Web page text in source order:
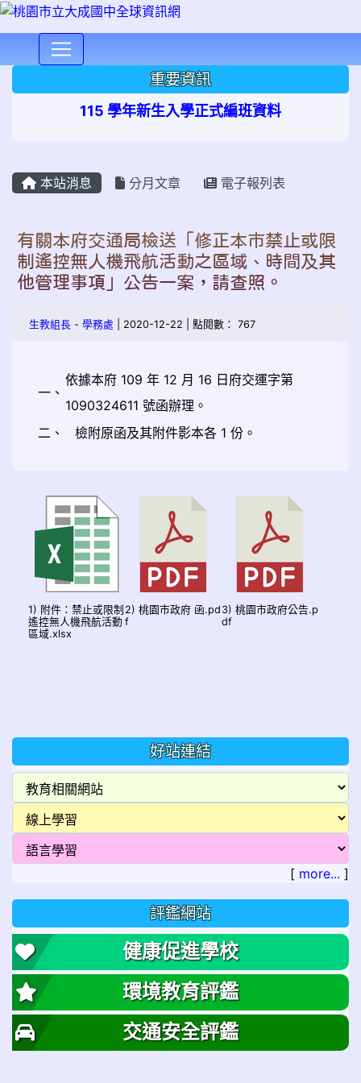
重要資訊
115 學年新生入學正式編班資料
本站消息 分月文章 電子報列表
有關本府交通局檢送「修正本市禁止或限
制遙控無人機飛航活動之區域、時間及其
他管理事項」公告一案，請查照。
生教組長 - 學務處 | 2020-12-22 | 點閱數： 767
一、
依據本府 109 年 12 月 16 日府交運字第
1090324611 號函辦理。
二、
檢附原函及其附件影本各 1 份。
1) 附件：禁止或限制
遙控無人機飛航活動
區域.xlsx
2) 桃園市政府 函.pd
f
3) 桃園市政府公告.p
df
好站連結
[ more... ]
評鑑網站
健康促進學校
環境教育評鑑
交通安全評鑑